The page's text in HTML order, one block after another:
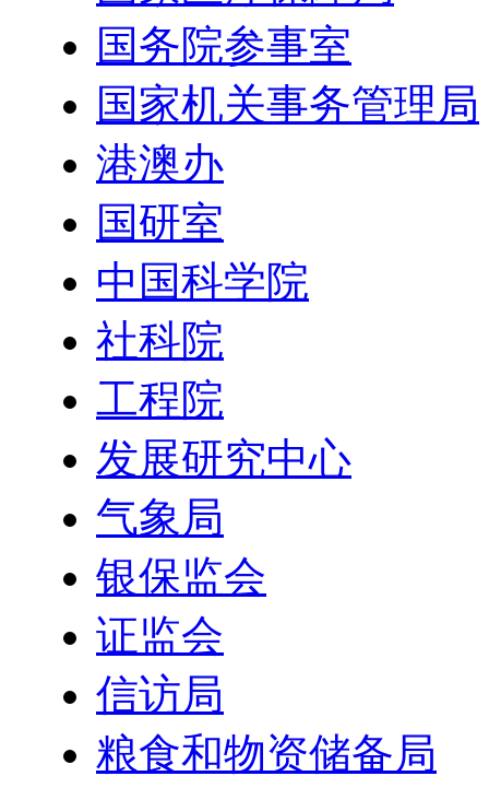
国务院参事室
国家机关事务管理局
港澳办
国研室
中国科学院
社科院
工程院
发展研究中心
气象局
银保监会
证监会
信访局
粮食和物资储备局